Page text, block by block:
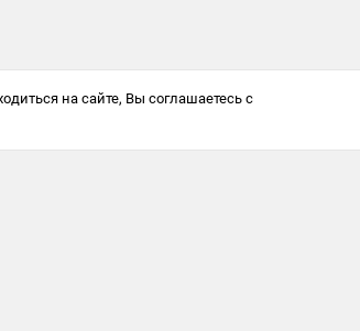
на сайте, Вы соглашаетесь с